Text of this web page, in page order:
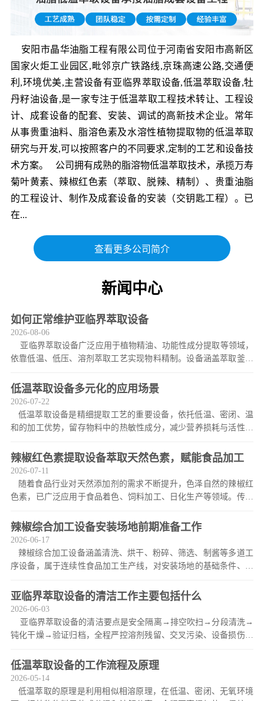
安阳市晶华油脂工程有限公司位于河南省安阳市高新区
国家火炬工业园区,毗邻京广铁路线,京珠高速公路,交通便
利,环境优美,主营设备有亚临界萃取设备,低温萃取设备,牡
丹籽油设备,是一家专注于低温萃取工程技术转让、工程设
计、成套设备的配套、安装、调试的高新技术企业。常年
从事贵重油料、脂溶色素及水溶性植物提取物的低温萃取
研究与开发,可以按照客户的不同要求,定制的工艺和设备技
术方案。 公司拥有成熟的脂溶物低温萃取技术，承揽万寿
菊叶黄素、辣椒红色素（萃取、脱辣、精制）、贵重油脂
的工程设计、制作及成套设备的安装（交钥匙工程）。已
在...
查看更多公司简介
新闻中心
如何正常维护亚临界萃取设备
2026-08-06
亚临界萃取设备广泛应用于植物精油、功能性成分提取等领域，
依靠低温、低压、溶剂萃取工艺实现物料精制。设备涵盖萃取釜、
低温萃取设备多元化的应用场景
2026-07-22
低温萃取设备是精细提取工艺的重要设备，依托低温、密闭、温
和的加工优势，留存物料中的热敏性成分，减少营养损耗与活性物
辣椒红色素提取设备萃取天然色素，赋能食品加工
2026-07-11
随着食品行业对天然添加剂的需求不断提升，色泽自然的辣椒红
色素，已广泛应用于食品着色、饲料加工、日化生产等领域。传统
辣椒综合加工设备安装场地前期准备工作
2026-06-17
辣椒综合加工设备涵盖清洗、烘干、粉碎、筛选、制酱等多道工
序设备，属于连续性食品加工生产线，对安装场地的基础条件、配
保障设备精准安装、稳定
亚临界萃取设备的清洁工作主要包括什么
2026-06-03
亚临界萃取设备的清洁要点是安全隔离→排空吹扫→分段清洗→
钝化干燥→验证归档，全程严控溶剂残留、交叉污染、设备损伤三
全隔离：
低温萃取设备的工作流程及原理
2026-05-14
低温萃取的原理是利用相似相溶原理，在低温、密闭、无氧环境